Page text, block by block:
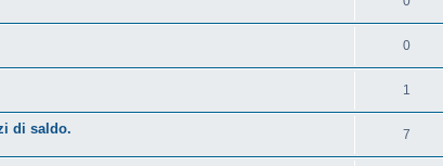
0
1
di saldo. 7